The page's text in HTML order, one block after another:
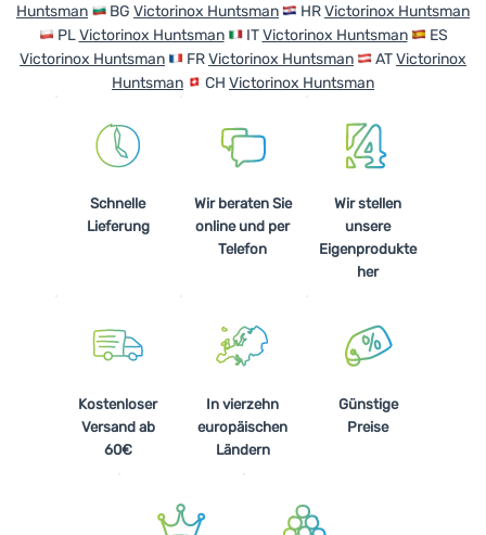
Huntsman
BG Victorinox Huntsman HRVictorinox Huntsman
PLVictorinox Huntsman ITVictorinox Huntsman
ES
Victorinox Huntsman
FRVictorinox Huntsman ATVictorinox
Huntsman
CH Victorinox Huntsman
Schnelle
Lieferung
Wir beraten Sie
online und per
Telefon
Wir stellen
unsere
Eigenprodukte
her
Kostenloser
Versand ab
60€
In vierzehn
europäischen
Ländern
Günstige
Preise